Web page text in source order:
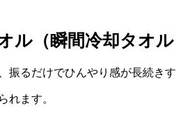
ル（瞬間冷却タオル
振るだけでひんやり感が長続き
れます。